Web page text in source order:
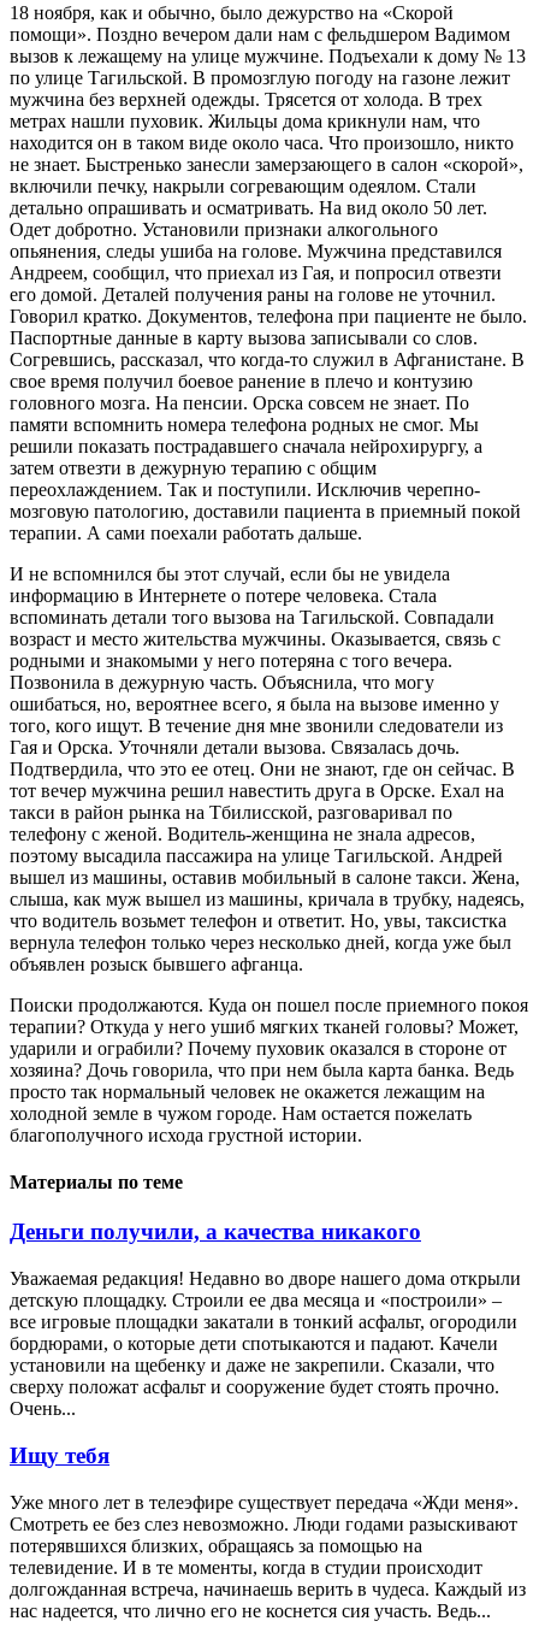
18 ноября, как и обычно, было дежурство на «Скорой
помощи». Поздно вечером дали нам с фельдшером Вадимом
вызов к лежащему на улице мужчине. Подъехали к дому № 13
по улице Тагильской. В промозглую погоду на газоне лежит
мужчина без верхней одежды. Трясется от холода. В трех
метрах нашли пуховик. Жильцы дома крикнули нам, что
находится он в таком виде около часа. Что произошло, никто
не знает. Быстренько занесли замерзающего в салон «скорой»,
включили печку, накрыли согревающим одеялом. Стали
детально опрашивать и осматривать. На вид около 50 лет.
Одет добротно. Установили признаки алкогольного
опьянения, следы ушиба на голове. Мужчина представился
Андреем, сообщил, что приехал из Гая, и попросил отвезти
его домой. Деталей получения раны на голове не уточнил.
Говорил кратко. Документов, телефона при пациенте не было.
Паспортные данные в карту вызова записывали со слов.
Согревшись, рассказал, что когда-то служил в Афганистане. В
свое время получил боевое ранение в плечо и контузию
головного мозга. На пенсии. Орска совсем не знает. По
памяти вспомнить номера телефона родных не смог. Мы
решили показать пострадавшего сначала нейрохирургу, а
затем отвезти в дежурную терапию с общим
переохлаждением. Так и поступили. Исключив черепно-
мозговую патологию, доставили пациента в приемный покой
терапии. А сами поехали работать дальше.
И не вспомнился бы этот случай, если бы не увидела
информацию в Интернете о потере человека. Стала
вспоминать детали того вызова на Тагильской. Совпадали
возраст и место жительства мужчины. Оказывается, связь с
родными и знакомыми у него потеряна с того вечера.
Позвонила в дежурную часть. Объяснила, что могу
ошибаться, но, вероятнее всего, я была на вызове именно у
того, кого ищут. В течение дня мне звонили следователи из
Гая и Орска. Уточняли детали вызова. Связалась дочь.
Подтвердила, что это ее отец. Они не знают, где он сейчас. В
тот вечер мужчина решил навестить друга в Орске. Ехал на
такси в район рынка на Тбилисской, разговаривал по
телефону с женой. Водитель-женщина не знала адресов,
поэтому высадила пассажира на улице Тагильской. Андрей
вышел из машины, оставив мобильный в салоне такси. Жена,
слыша, как муж вышел из машины, кричала в трубку, надеясь,
что водитель возьмет телефон и ответит. Но, увы, таксистка
вернула телефон только через несколько дней, когда уже был
объявлен розыск бывшего афганца.
Поиски продолжаются. Куда он пошел после приемного покоя
терапии? Откуда у него ушиб мягких тканей головы? Может,
ударили и ограбили? Почему пуховик оказался в стороне от
хозяина? Дочь говорила, что при нем была карта банка. Ведь
просто так нормальный человек не окажется лежащим на
холодной земле в чужом городе. Нам остается пожелать
благополучного исхода грустной истории.
Материалы по теме
Деньги получили, а качества никакого
Уважаемая редакция! Недавно во дворе нашего дома открыли
детскую площадку. Строили ее два месяца и «построили» –
все игровые площадки закатали в тонкий асфальт, огородили
бордюрами, о которые дети спотыкаются и падают. Качели
установили на щебенку и даже не закрепили. Сказали, что
сверху положат асфальт и сооружение будет стоять прочно.
Очень...
Ищу тебя
Уже много лет в телеэфире существует передача «Жди меня».
Смотреть ее без слез невозможно. Люди годами разыскивают
потерявшихся близких, обращаясь за помощью на
телевидение. И в те моменты, когда в студии происходит
долгожданная встреча, начинаешь верить в чудеса. Каждый из
нас надеется, что лично его не коснется сия участь. Ведь...